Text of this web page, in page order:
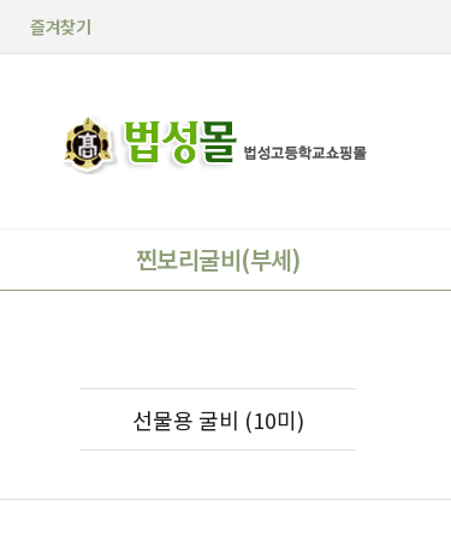
즐겨찾기
찐보리굴비(부세)
선물용 굴비 (10미)